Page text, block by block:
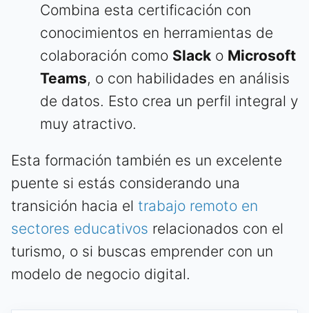
Combina esta certificación con
conocimientos en herramientas de
colaboración como Slack o Microsoft
Teams, o con habilidades en análisis
de datos. Esto crea un perfil integral y
muy atractivo.
Esta formación también es un excelente
puente si estás considerando una
transición hacia el trabajo remoto en
sectores educativos relacionados con el
turismo, o si buscas emprender con un
modelo de negocio digital.